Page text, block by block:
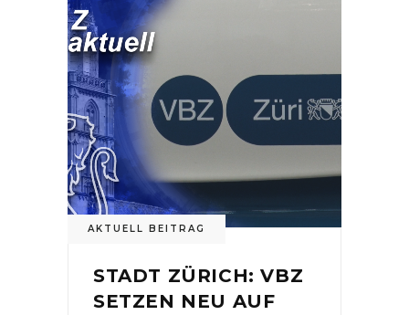
AKTUELL BEITRAG
STADT ZÜRICH: VBZ
SETZEN NEU AUF